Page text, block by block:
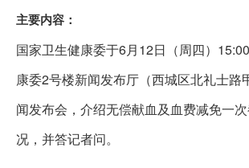
主要内容：
国家卫生健康委于6月12日（周四）
康委2号楼新闻发布厅（西城区北礼士路
闻发布会，介绍无偿献血及血费减免一
况，并答记者问。